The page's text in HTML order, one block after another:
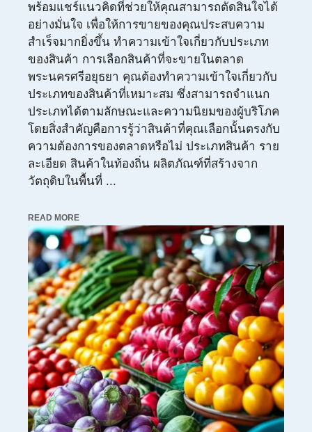
พร้อมแชร์แนวคิดที่ช่วยให้คุณสามารถตัดสินใจได้
อย่างมั่นใจ เพื่อให้การขายของคุณประสบความ
สำเร็จมากยิ่งขึ้น ทำความเข้าใจเกี่ยวกับประเภท
ของสินค้า การเลือกสินค้าที่จะขายในตลาด
พระนครศรีอยุธยา คุณต้องทำความเข้าใจเกี่ยวกับ
ประเภทของสินค้าที่เหมาะสม ซึ่งสามารถจำแนก
ประเภทได้ตามลักษณะและความนิยมของผู้บริโภค
โดยสิ่งสำคัญคือการรู้ว่าสินค้าที่คุณเลือกนั้นตรงกับ
ความต้องการของตลาดหรือไม่ ประเภทสินค้า ราย
ละเอียด สินค้าในท้องถิ่น ผลิตภัณฑ์ที่สร้างจาก
วัตถุดิบในพื้นที่ ...
READ MORE